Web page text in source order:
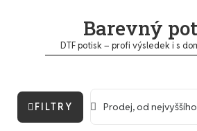
Barevný
DTF potisk – profi výsledek i s
FILTRY